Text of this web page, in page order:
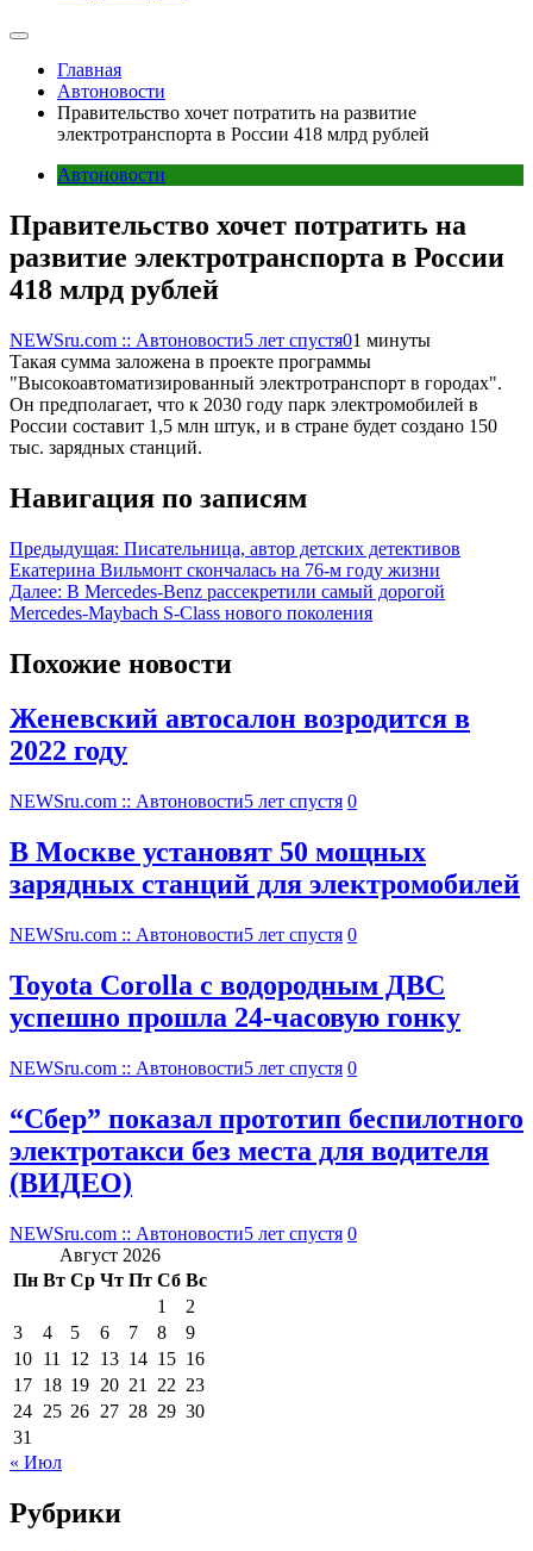
Главная
Автоновости
Правительство хочет потратить на развитие
электротранспорта в России 418 млрд рублей
Автоновости
Правительство хочет потратить на
развитие электротранспорта в России
418 млрд рублей
NEWSru.com :: Автоновости5 лет спустя01 минуты
Такая сумма заложена в проекте программы
"Высокоавтоматизированный электротранспорт в городах".
Он предполагает, что к 2030 году парк электромобилей в
России составит 1,5 млн штук, и в стране будет создано 150
тыс. зарядных станций.
Навигация по записям
Предыдущая: Писательница, автор детских детективов
Екатерина Вильмонт скончалась на 76-м году жизни
Далее: В Mercedes-Benz рассекретили самый дорогой
Mercedes-Maybach S-Class нового поколения
Похожие новости
Женевский автосалон возродится в
2022 году
NEWSru.com :: Автоновости5 лет спустя 0
В Москве установят 50 мощных
зарядных станций для электромобилей
NEWSru.com :: Автоновости5 лет спустя 0
Toyota Corolla с водородным ДВС
успешно прошла 24-часовую гонку
NEWSru.com :: Автоновости5 лет спустя 0
“Сбер” показал прототип беспилотного
электротакси без места для водителя
(ВИДЕО)
NEWSru.com :: Автоновости5 лет спустя 0
Август 2026
Пн Вт Ср Чт Пт Сб Вс
1
2
3
4 5 6 7 8
9
10 11 12 13 14 15 16
17 18 19 20 21 22 23
24 25 26 27 28 29 30
31
« Июл
Рубрики